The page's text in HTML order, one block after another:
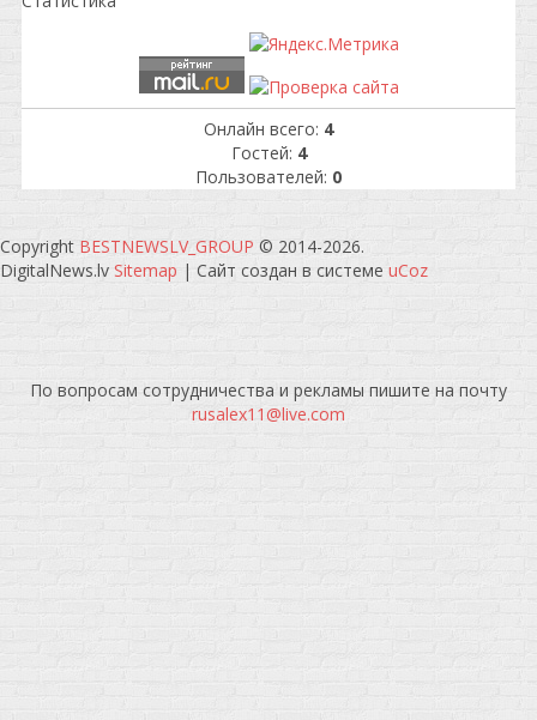
Онлайн всего: 4
Гостей: 4
Пользователей: 0
Copyright BESTNEWSLV_GROUP © 2014-2026.
DigitalNews.lv Sitemap | Сайт создан в системе uCoz
По вопросам сотрудничества и рекламы пишите на почту
rusalex11@live.com